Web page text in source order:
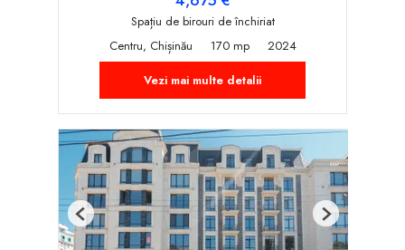
Spațiu de birouri de închiriat
Centru, Chișinău
170 mp
2024
Vezi mai multe detalii
Previous Next